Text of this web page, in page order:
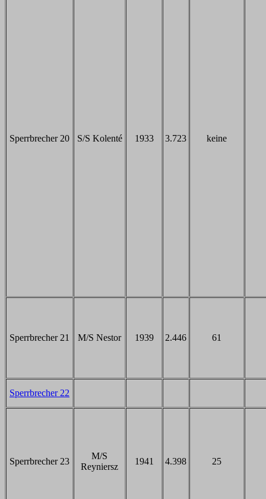
Sperrbrecher 20 S/S Kolenté 1933 3.723 keine
Sperrbrecher 21 M/S Nestor 1939 2.446 61
Sperrbrecher 22
Sperrbrecher 23
M/S
Reyniersz
1941 4.398 25